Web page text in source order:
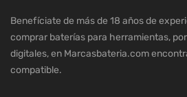
Benefíciate de más de 18 años de
comprar baterías para herramientas,
digitales, en Marcasbateria.com
compatible.